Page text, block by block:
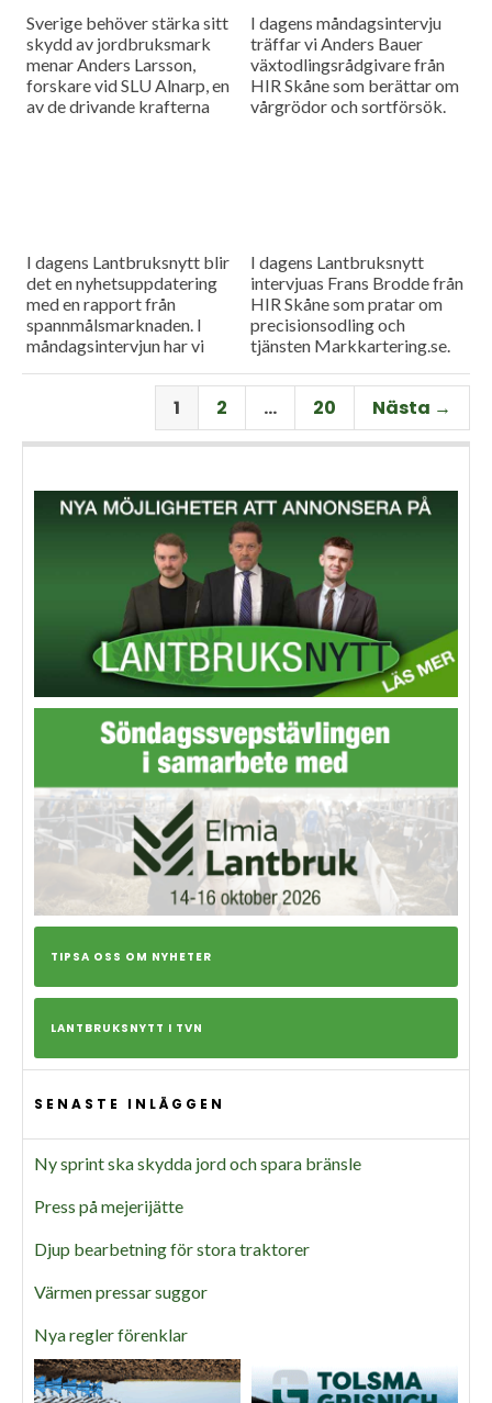
Sverige behöver stärka sitt
skydd av jordbruksmark
menar Anders Larsson,
forskare vid SLU Alnarp, en
av de drivande krafterna
I dagens måndagsintervju
träffar vi Anders Bauer
växtodlingsrådgivare från
HIR Skåne som berättar om
vårgrödor och sortförsök.
I dagens Lantbruksnytt blir
det en nyhetsuppdatering
med en rapport från
spannmålsmarknaden. I
måndagsintervjun har vi
Per Larsson som idag har
rollen som senior advisor på
I dagens Lantbruksnytt
intervjuas Frans Brodde från
HIR Skåne som pratar om
precisionsodling och
tjänsten Markkartering.se.
nyhetsuppdatering med en
rapport från
spannmålsmarknaden.
1 2 … 20 Nästa →
TIPSA OSS OM NYHETER
LANTBRUKSNYTT I TVN
SENASTE INLÄGGEN
Ny sprint ska skydda jord och spara bränsle
Press på mejerijätte
Djup bearbetning för stora traktorer
Värmen pressar suggor
Nya regler förenklar